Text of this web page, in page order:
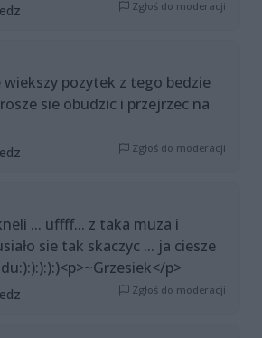
Zgłoś do moderacji
pozytek z tego bedzie
sie obudzic i przejrzec na
Zgłoś do moderacji
... uffff... z taka muza i
sie tak skaczyc ... ja ciesze
p>
Zgłoś do moderacji